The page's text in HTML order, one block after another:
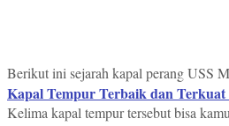
Berikut ini sejarah kapal perang USS
Kapal Tempur Terbaik dan
Kelima kapal tempur tersebut bisa